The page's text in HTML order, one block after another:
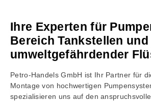
Ihre Experten für
Bereich Tankstellen und
umweltgefährdender
Petro-Handels GmbH ist Ihr Partner für
Montage von hochwertigen
spezialisieren uns auf den